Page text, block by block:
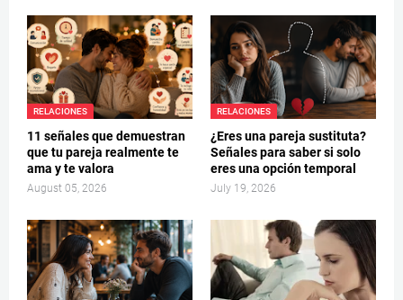
RELACIONES
11 señales que demuestran
que tu pareja realmente te
ama y te valora
August 05, 2026
RELACIONES
¿Eres una pareja sustituta?
Señales para saber si solo
eres una opción temporal
July 19, 2026